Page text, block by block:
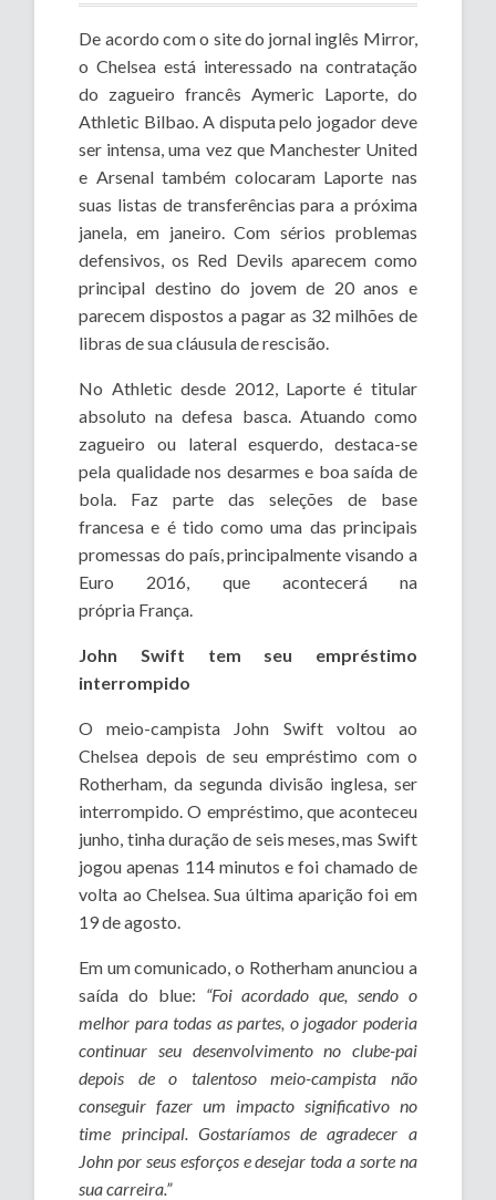
De acordo com o site do jornal inglês Mirror,
o Chelsea está interessado na contratação
do zagueiro francês Aymeric Laporte, do
Athletic Bilbao. A disputa pelo jogador deve
ser intensa, uma vez que Manchester United
e Arsenal também colocaram Laporte nas
suas listas de transferências para a próxima
janela, em janeiro. Com sérios problemas
defensivos, os Red Devils aparecem como
principal destino do jovem de 20 anos e
parecem dispostos a pagar as 32 milhões de
libras de sua cláusula de rescisão.
No Athletic desde 2012, Laporte é titular
absoluto na defesa basca. Atuando como
zagueiro ou lateral esquerdo, destaca-se
pela qualidade nos desarmes e boa saída de
bola. Faz parte das seleções de base
francesa e é tido como uma das principais
promessas do país, principalmente visando a
Euro 2016, que acontecerá na
própria França.
John Swift tem seu empréstimo
interrompido
O meio-campista John Swift voltou ao
Chelsea depois de seu empréstimo com o
Rotherham, da segunda divisão inglesa, ser
interrompido. O empréstimo, que aconteceu
junho, tinha duração de seis meses, mas Swift
jogou apenas 114 minutos e foi chamado de
volta ao Chelsea. Sua última aparição foi em
19 de agosto.
Em um comunicado, o Rotherham anunciou a
saída do blue: “Foi acordado que, sendo o
melhor para todas as partes, o jogador poderia
continuar seu desenvolvimento no clube-pai
depois de o talentoso meio-campista não
conseguir fazer um impacto significativo no
time principal. Gostaríamos de agradecer a
John por seus esforços e desejar toda a sorte na
sua carreira.”